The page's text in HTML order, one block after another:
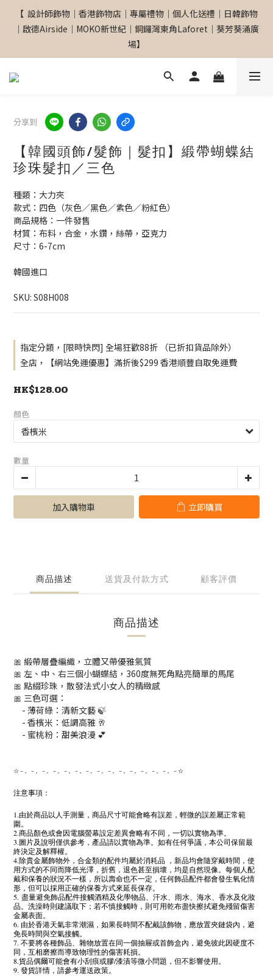
【  設計師飾物｜香港飾物店｜專屬禮物｜個人化送禮｜日韓飾物
｜啟德Airside｜MOKO新世紀｜銅鑼灣東角Laforet｜葵芳葵涌廣
場】
【  設計師飾物｜香港飾物店｜專屬禮物｜個人化送禮｜日韓飾物
｜啟德Airside｜MOKO新世紀｜銅鑼灣東角Laforet｜葵芳葵涌廣
場】
【專屬禮物 心意訂制館】最新上線
｜啟德Airside｜MOKO新世紀｜銅鑼灣東角Laforet｜葵芳葵涌廣
分享到
【韓國頭飾/髮飾｜髮扣】緞帶蝴蝶結
珍珠髮扣／三色
種類：大力夾
款式：四色（灰色／黑色／紫色／粉紅色）
商品規格：一件發售
材質：布料，合金，水鑽，絲帶，亞克力
尺寸：6-7cm
韓國進口
SKU: S08H008
指定分類，[限時快閃] 全場狂歡88折 （已折扣貨品除外）
全店，【網站免運優惠】滿折後$299 香港順豐自取免運費
HK$128.00
顏色
數量
加入購物車 立即購買
商品描述 送貨及付款方式 顧客評價
商品描述
🎀 緞帶層疊編織，立體又帶優雅氣質
🎀 左、中、右三個小蝴蝶結，360度無死角點亮簡單的馬尾
🎀 點綴珍珠，散發法式小女人的精緻感
🎀 三色可選：
- 薄荷綠 ：清新文藝 🍃
- 香檳米 ：低調高雅 🥂
- 蜜桃粉 ：甜美浪漫 💕
☆－。－。－。－。－。－。－。－。－。－。－。－。－。－。－☆
注意事項：
1.由於商品以人手測量，商品尺寸可能會略有誤差，輕微的誤差屬正常範
圍。
2.商品顏色或會因電腦螢幕設定差異會略有不同，一切以實物為準。
3.圖片及說明僅供參考，產品請以實物為準。如有任何爭議，本公司保留最
終決定及解釋權。
4.除貴金屬飾物外，合金類的配件均屬於消耗品 ，新品均會隨穿戴時間，使
用方式的不同而降低光澤，折舊，退色甚至損壞，均是自然現像。每個人配
戴和保養的狀況不一樣，所以壽命也不一定，任何飾品配件都會發生氧化情
形，但可以採用正確的保養方式來延長保存。
5. 盡量避免飾品配件接觸酒精及化學物品、汗水、雨水、海水、香水及化妝
品。洗澡時則建議取下；若不慎接觸時，則可用乾布盡快擦拭避免殘留傷害
金屬表面。
6. 由於香港天氣非常潮濕，如果長時間不配戴該飾物，應放置夾鏈袋內，避
免長時間與空氣接觸。
7. 不要將各種飾品、雜物放置在同一個抽屜或首飾盒內，避免彼此因硬度不
同，互相磨擦而導致物理性的傷害耗損。
8.貨品偶爾可能會有小刮痕或膠/漆漬等微小問題，但不影響使用。
9. 發貨詳情，請參考運送政策。